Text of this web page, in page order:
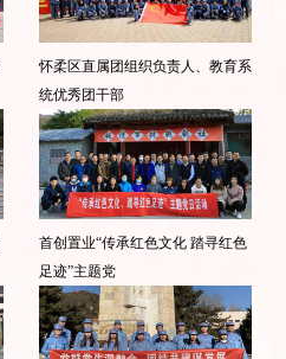
怀柔区直属团组织负责人、教育系
统优秀团干部
首创置业“传承红色文化 踏寻红色
足迹”主题党